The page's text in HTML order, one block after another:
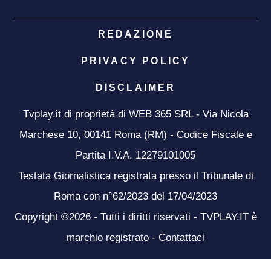
REDAZIONE
PRIVACY POLICY
DISCLAIMER
Tvplay.it di proprietà di WEB 365 SRL - Via Nicola
Marchese 10, 00141 Roma (RM) - Codice Fiscale e
Partita I.V.A. 12279101005
Testata Giornalistica registrata presso il Tribunale di
Roma con n°62/2023 del 17/04/2023
Copyright ©2026 - Tutti i diritti riservati - TVPLAY.IT è
marchio registrato - Contattaci